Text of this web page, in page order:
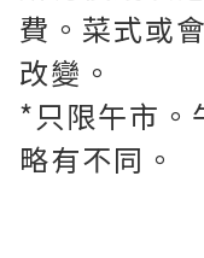
費。菜式或
改變。
*只限午市。
略有不同。